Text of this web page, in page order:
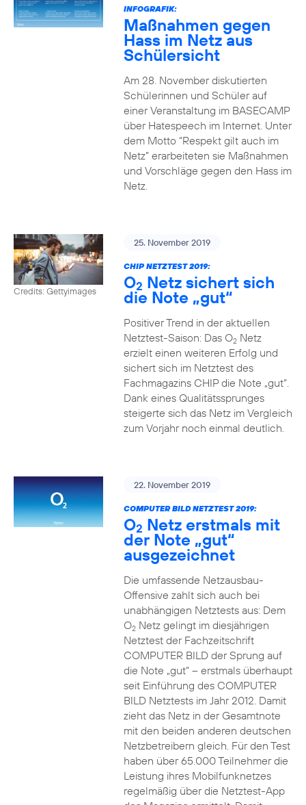
INFOGRAFIK:
Maßnahmen gegen
Hass im Netz aus
Schülersicht
Am 28. November diskutierten
Schülerinnen und Schüler auf
einer Veranstaltung im BASECAMP
über Hatespeech im Internet. Unter
dem Motto “Respekt gilt auch im
Netz” erarbeiteten sie Maßnahmen
und Vorschläge gegen den Hass im
Netz.
Credits: Gettyimages
25. November 2019
CHIP NETZTEST 2019:
O2 Netz sichert sich
die Note „gut“
Positiver Trend in der aktuellen
Netztest-Saison: Das O2Netz
erzielt einen weiteren Erfolg und
sichert sich im Netztest des
Fachmagazins CHIP die Note „gut“.
Dank eines Qualitätssprunges
steigerte sich das Netz im Vergleich
zum Vorjahr noch einmal deutlich.
22. November 2019
COMPUTER BILD NETZTEST 2019:
O2 Netz erstmals mit
der Note „gut“
ausgezeichnet
Die umfassende Netzausbau-
Offensive zahlt sich auch bei
unabhängigen Netztests aus: Dem
O2Netz gelingt im diesjährigen
Netztest der Fachzeitschrift
COMPUTER BILD der Sprung auf
die Note „gut“ – erstmals überhaupt
seit Einführung des COMPUTER
BILD Netztests im Jahr 2012. Damit
zieht das Netz in der Gesamtnote
mit den beiden anderen deutschen
Netzbetreibern gleich. Für den Test
haben über 65.000 Teilnehmer die
Leistung ihres Mobilfunknetzes
regelmäßig über die Netztest-App